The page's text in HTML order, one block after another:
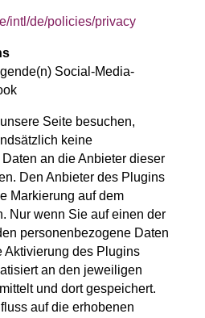
intl/de/policies/privacy
Social-Media-
Seite besuchen,
keine
an die Anbieter dieser
Den Anbieter des Plugins
Markierung auf dem
Nur wenn Sie auf einen der
personenbezogene Daten
Aktivierung des Plugins
an den jeweiligen
und dort gespeichert.
auf die erhobenen